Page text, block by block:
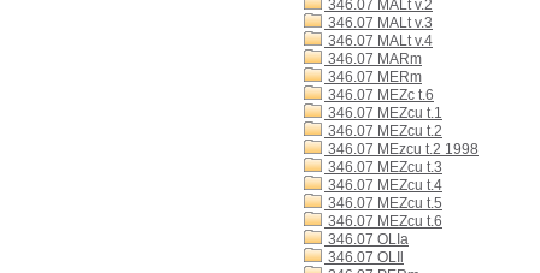
346.07 MALt v.2
346.07 MALt v.3
346.07 MALt v.4
346.07 MARm
346.07 MERm
346.07 MEZc t.6
346.07 MEZcu t.1
346.07 MEZcu t.2
346.07 MEzcu t.2 1998
346.07 MEZcu t.3
346.07 MEZcu t.4
346.07 MEZcu t.5
346.07 MEZcu t.6
346.07 OLIa
346.07 OLIl